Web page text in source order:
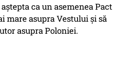
ca un asemenea Pact
mare asupra Vestului și să
asupra Poloniei.